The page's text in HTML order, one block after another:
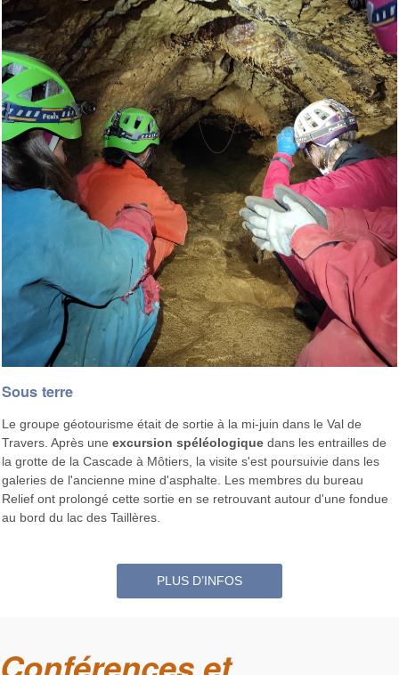
Sous terre
Le groupe géotourisme était de sortie à la mi-juin dans le Val de
Travers. Après une excursion spéléologique dans les entrailles de
la grotte de la Cascade à Môtiers, la visite s'est poursuivie dans les
galeries de l'ancienne mine d'asphalte. Les membres du bureau
Relief ont prolongé cette sortie en se retrouvant autour d'une fondue
au bord du lac des Taillères.
PLUS D’INFOS